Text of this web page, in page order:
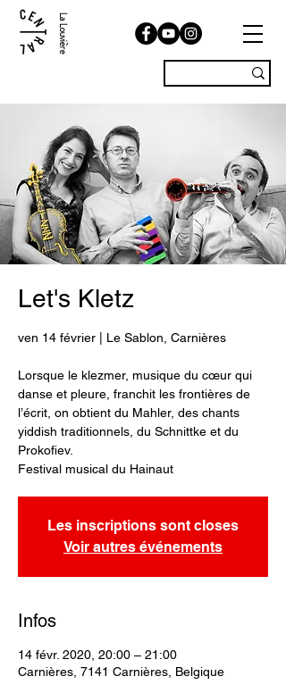
La Louvière
Let's Kletz
ven 14 février | Le Sablon, Carnières
Lorsque le klezmer, musique du cœur qui
danse et pleure, franchit les frontières de
l’écrit, on obtient du Mahler, des chants
yiddish traditionnels, du Schnittke et du
Prokofiev.
Festival musical du Hainaut
Les inscriptions sont closes
Voir autres événements
Infos
14 févr. 2020, 20:00 – 21:00
Carnières, 7141 Carnières, Belgique